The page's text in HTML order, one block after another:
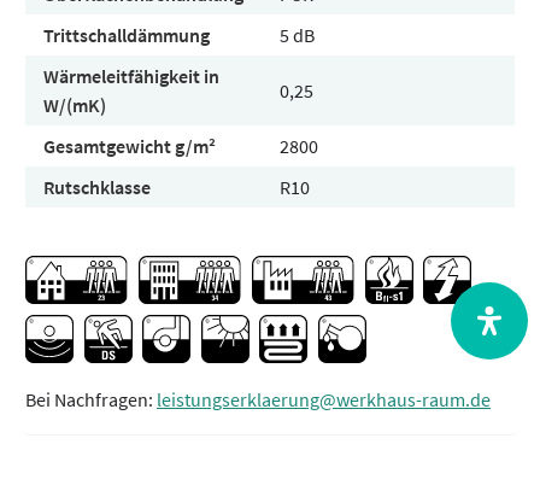
Trittschalldämmung
5 dB
Wärmeleitfähigkeit in
W/(mK)
0,25
Gesamtgewicht g/m²
2800
Rutschklasse
R10
Bei Nachfragen: leistungserklaerung@werkhaus-raum.de